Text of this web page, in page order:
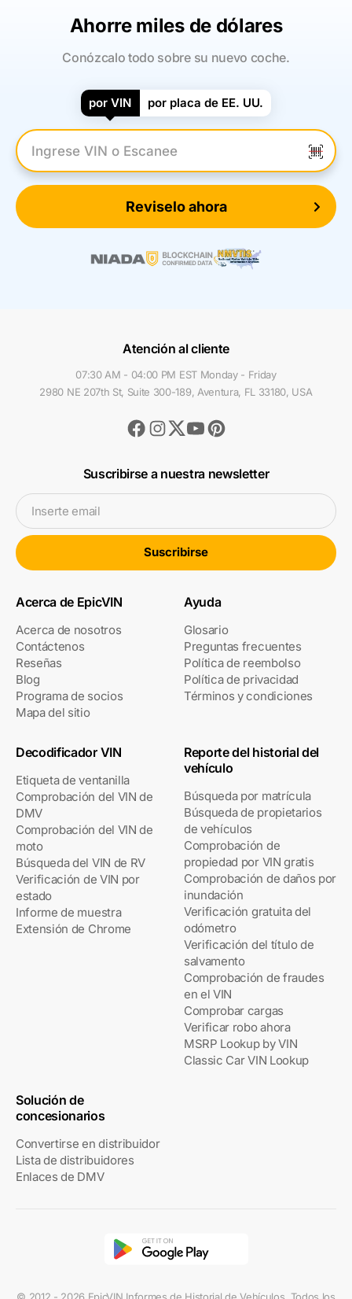
Ahorre miles de dólares
Conózcalo todo sobre su nuevo coche.
por VIN por placa de EE. UU.
Introduzca el VIN
Reviselo ahora
Atención al cliente
07:30 AM - 04:00 PM EST Monday - Friday
2980 NE 207th St, Suite 300-189, Aventura, FL 33180, USA
Facebook
Instagram
TwitterYoutubePinterest
Suscribirse a nuestra newsletter
Inserte email
Suscribirse
Acerca de EpicVIN
Acerca de nosotros
Contáctenos
Reseñas
Blog
Programa de socios
Mapa del sitio
Ayuda
Glosario
Preguntas frecuentes
Política de reembolso
Política de privacidad
Términos y condiciones
Decodificador VIN
Etiqueta de ventanilla
Comprobación del VIN de
DMV
Comprobación del VIN de
moto
Búsqueda del VIN de RV
Verificación de VIN por
estado
Informe de muestra
Extensión de Chrome
Reporte del historial del
vehículo
Búsqueda por matrícula
Búsqueda de propietarios
de vehículos
Comprobación de
propiedad por VIN gratis
Comprobación de daños por
inundación
Verificación gratuita del
odómetro
Verificación del título de
salvamento
Comprobación de fraudes
en el VIN
Comprobar cargas
Verificar robo ahora
MSRP Lookup by VIN
Classic Car VIN Lookup
Solución de
concesionarios
Convertirse en distribuidor
Lista de distribuidores
Enlaces de DMV
© 2012 - 2026 EpicVIN Informes de Historial de Vehículos. Todos los